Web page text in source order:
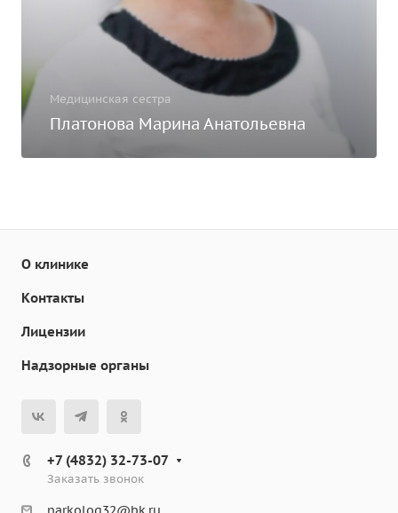
Медицинская сестра
Платонова Марина Анатольевна
О клинике
Контакты
Лицензии
Надзорные органы
+7 (4832) 32-73-07
Заказать звонок